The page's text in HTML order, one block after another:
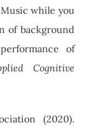
Music while you
of background
of
Cognitive
(2020).